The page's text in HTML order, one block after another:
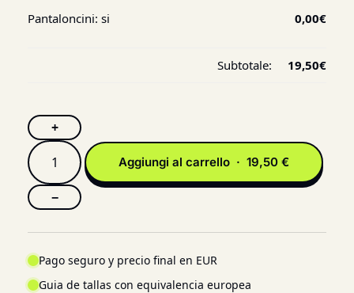
Pantaloncini: si 0,00€
Subtotale: 19,50€
+
−
Aggiungi al carrello · 19,50 €
Pago seguro y precio final en EUR
Guia de tallas con equivalencia europea